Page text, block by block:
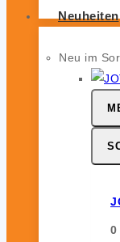
Neuheiten
Neu im
0